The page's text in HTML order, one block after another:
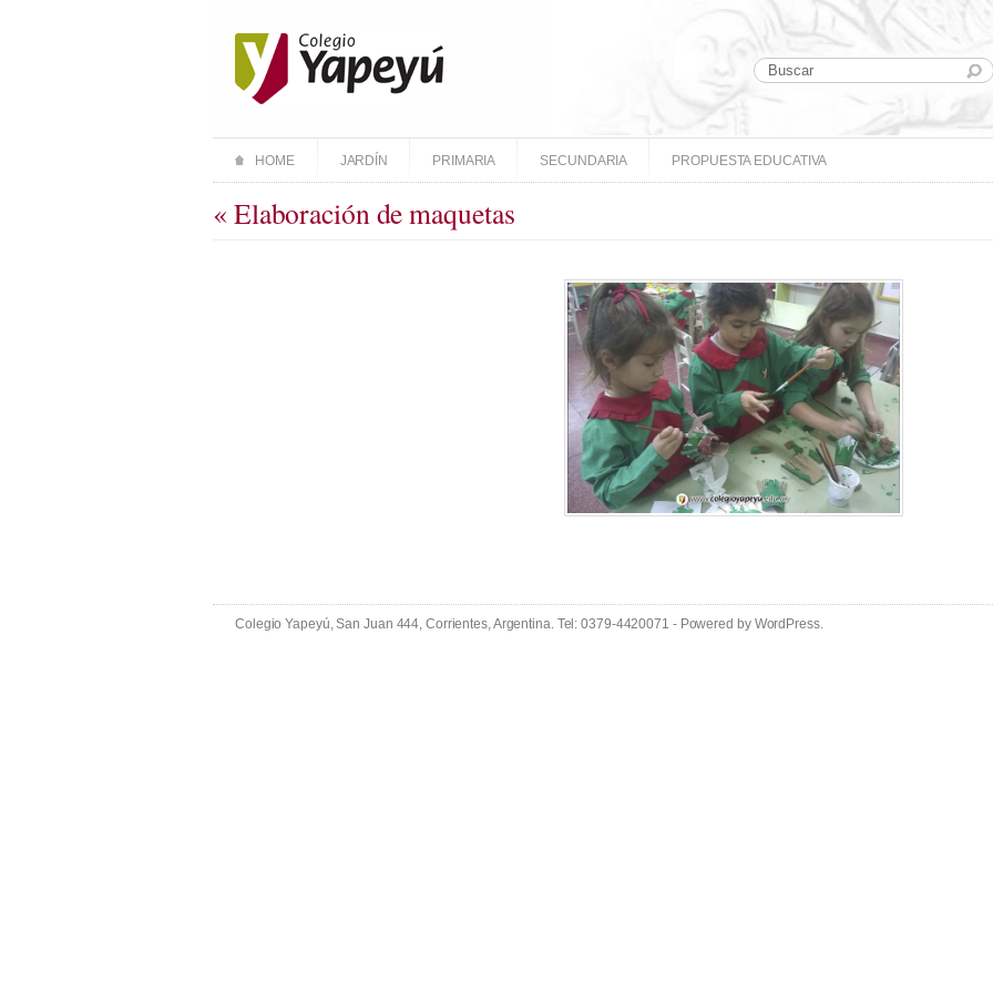
HOME JARDÍN PRIMARIA SECUNDARIA PROPUESTA EDUCATIVA
« Elaboración de maquetas
Colegio Yapeyú, San Juan 444, Corrientes, Argentina. Tel: 0379-4420071 - Powered by WordPress.